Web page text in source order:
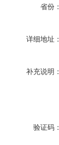
省份：
详细地址：
补充说明：
验证码：